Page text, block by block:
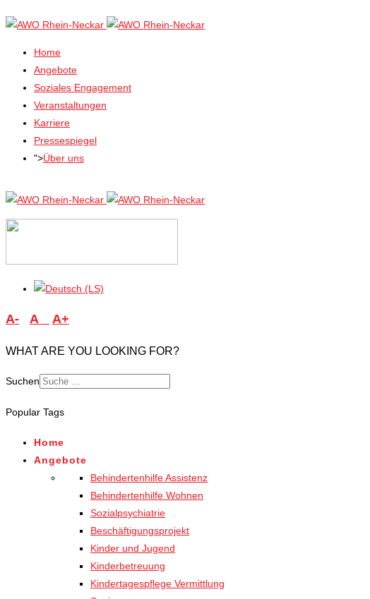
Home
Angebote
Soziales Engagement
Veranstaltungen
Karriere
Pressespiegel
">Über uns
A- A A+
WHAT ARE YOU LOOKING FOR?
Suchen
Popular Tags
Home
Angebote
Behindertenhilfe Assistenz
Behindertenhilfe Wohnen
Sozialpsychiatrie
Beschäftigungsprojekt
Kinder und Jugend
Kinderbetreuung
Kindertagespflege Vermittlung